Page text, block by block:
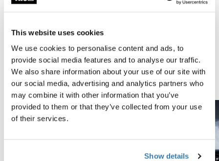
This website uses cookies
We use cookies to personalise content and ads, to
provide social media features and to analyse our traffic.
We also share information about your use of our site with
our social media, advertising and analytics partners who
may combine it with other information that you’ve
provided to them or that they’ve collected from your use
of their services.
Show details
På Thule Test Center™ i svenska Hillerstorp genomgår
takräckessystem är designade för att passa din
utrustning och bil så säkert och tryggt som möjligt. Här
är några exempel på de tester som utförs.
Utforska Thule Test Center